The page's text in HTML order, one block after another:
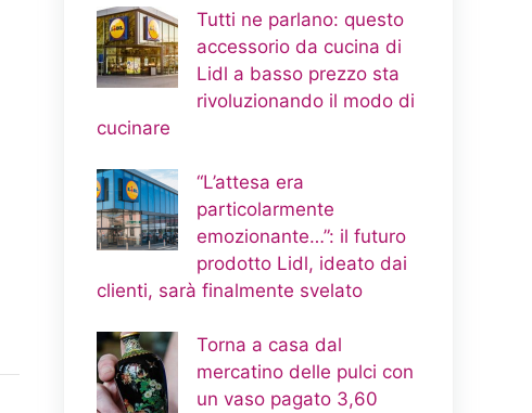
Tutti ne parlano: questo
accessorio da cucina di
Lidl a basso prezzo sta
rivoluzionando il modo di
cucinare
“L’attesa era
particolarmente
emozionante…”: il futuro
prodotto Lidl, ideato dai
clienti, sarà finalmente svelato
Torna a casa dal
mercatino delle pulci con
un vaso pagato 3,60